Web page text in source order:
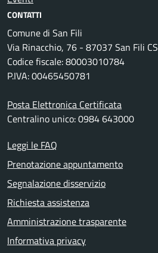
CONTATTI
Comune di San Fili
Via Rinacchio, 76 - 87037 San Fili CS
Codice fiscale: 80003010784
P.IVA: 00465450781
Posta Elettronica Certificata
Centralino unico: 0984 643000
Leggi le FAQ
Prenotazione appuntamento
Segnalazione disservizio
Richiesta assistenza
Amministrazione trasparente
Informativa privacy